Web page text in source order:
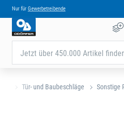
Nur für Gewerbetreibende
Jetzt über 450.000 Artikel
Tür- und Baubeschläge Sonstige